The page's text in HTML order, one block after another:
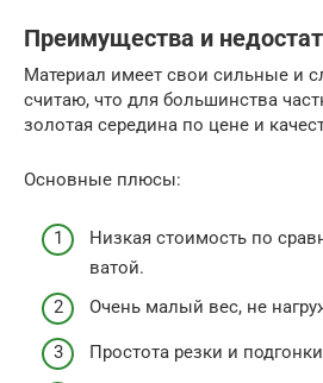
Преимущества и
Материал имеет свои сильные и
считаю, что для большинства
золотая середина по цене и
Основные плюсы:
Низкая стоимость по
ватой.
Очень малый вес, не
Простота резки и